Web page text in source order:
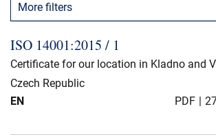
Nedlastinger
Presse og arrangementer
Om oss
More filters
ISO 14001:2015 / 1
Certificate for our location in Kladno and
Czech Republic
EN
PDF